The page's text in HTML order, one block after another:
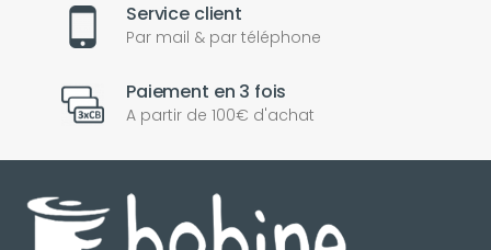
Service client
Par mail & par téléphone
Paiement en 3 fois
A partir de 100€ d'achat